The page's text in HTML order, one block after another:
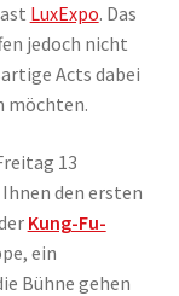
LuxExpo. Das
jedoch nicht
Acts dabei
möchten.
13
den ersten
Kung-Fu-
ein
Bühne gehen